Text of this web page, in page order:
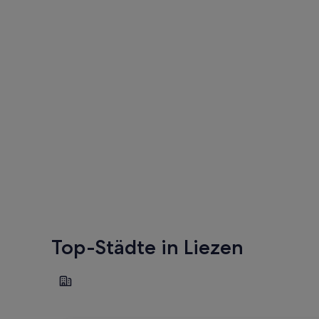
Top-Städte in Liezen
Schladming